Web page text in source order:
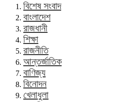
বিশেষ সংবাদ
বাংলাদেশ
রাজধানী
শিক্ষা
রাজনীতি
আন্তর্জাতিক
বাণিজ্য
বিনোদন
খেলাধুলা